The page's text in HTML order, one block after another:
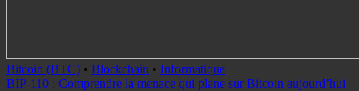
Bitcoin (BTC) • Blockchain • Informatique
BIP-110 : Comprendre la menace qui plane sur Bitcoin aujourd’hui